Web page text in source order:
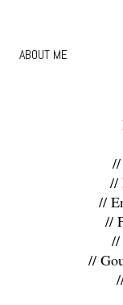
ABOUT ME
//
//
//
//
//